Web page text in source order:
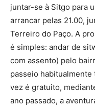
juntar-se à Sitgo para
arrancar pelas 21.00,
Terreiro do Paço. A
é simples: andar de
com assento) pelo
passeio
vez é gratuito,
ano passado, a